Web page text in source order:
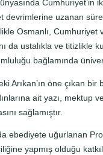
Cumhuriyet’in
devrimlerine uzanan
Osmanlı, Cumhuriyet
da ustalıkla ve titizlikle
bağlamında
Arıkan’ın öne çıkan
ait yazı, mektup
sağlamıştır.
ebediyete uğurlanan
yapmış olduğu